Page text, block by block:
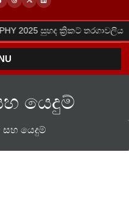
2025 සුහද ක්‍රිකට් තරගාවලිය ●
යෙදුම්
සහ යෙදුම්